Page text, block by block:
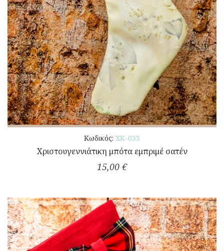
Κωδικός: ΧΚ-033
Χριστουγεννιάτικη μπότα εμπριμέ σατέν
15,00 €